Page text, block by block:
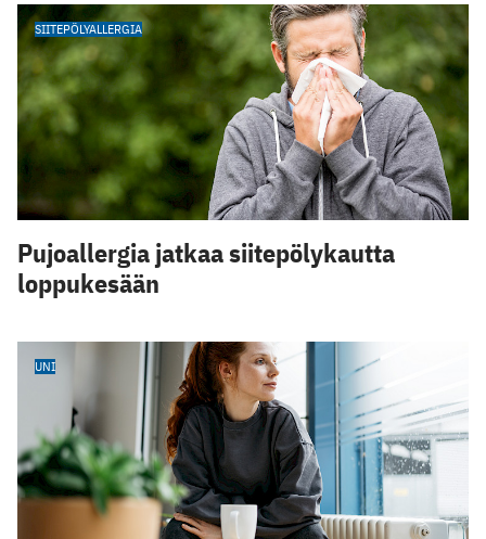
SIITEPÖLYALLERGIA
Pujoallergia jatkaa siitepölykautta
loppukesään
UNI